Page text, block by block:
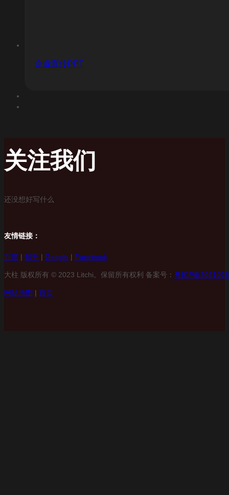
企业宣传PPT
关注我们
还没想好写什么
友情链接：
百度 | 知乎 | Google | Facebook
大柱 版权所有 © 2023 Litchi。保留所有权利 备案号： 粤ICP备
网站地图 | 首页